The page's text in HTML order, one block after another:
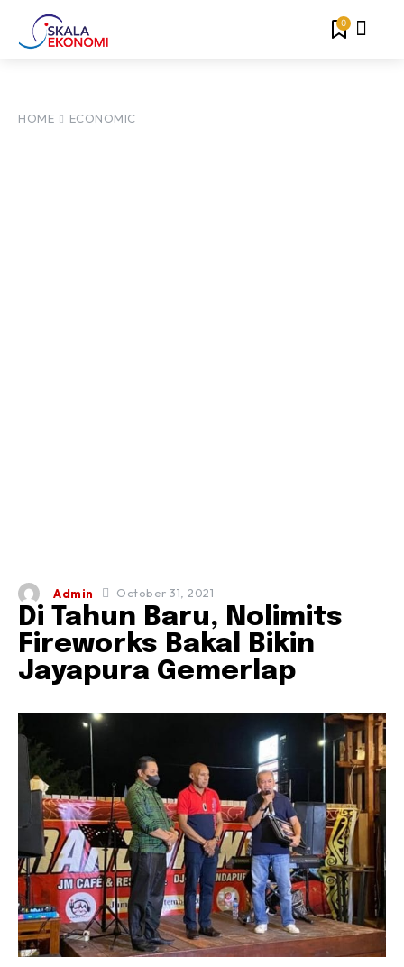
0
HOME ECONOMIC
Admin October 31, 2021
Di Tahun Baru, Nolimits
Fireworks Bakal Bikin
Jayapura Gemerlap